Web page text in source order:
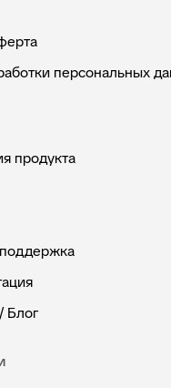
персональных
продукта
Блог